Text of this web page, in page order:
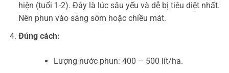
hiện (tuổi 1-2). Đây là lúc sâu yếu và dễ bị tiêu diệt nhất.
Nên phun vào sáng sớm hoặc chiều mát.
Đúng cách:
Lượng nước phun: 400 – 500 lít/ha.